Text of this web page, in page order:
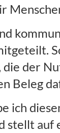
der
Beleg
ich
stellt